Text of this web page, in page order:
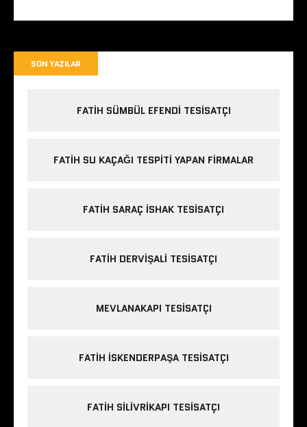
SON YAZILAR
FATIH SÜMBÜL EFENDI TESISATÇI
FATIH SU KAÇAĞI TESPITI YAPAN FIRMALAR
FATIH SARAÇ ISHAK TESISATÇI
FATIH DERVIŞALI TESISATÇI
MEVLANAKAPI TESISATÇI
FATIH ISKENDERPAŞA TESISATÇI
FATIH SILIVRIKAPI TESISATÇI